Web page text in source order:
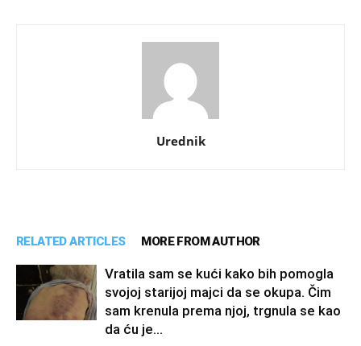
Urednik
RELATED ARTICLES MORE FROM AUTHOR
Vratila sam se kući kako bih pomogla
svojoj starijoj majci da se okupa. Čim
sam krenula prema njoj, trgnula se kao
da ću je...